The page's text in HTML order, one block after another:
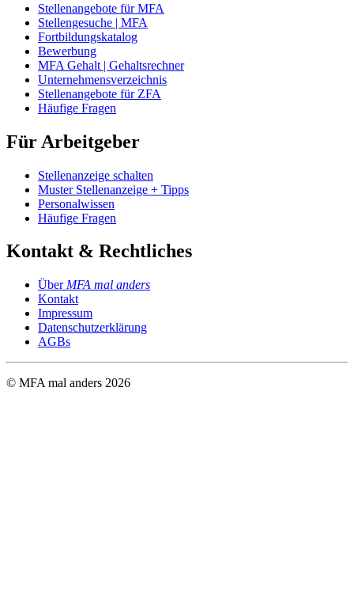
Stellenangebote für MFA
Stellengesuche | MFA
Fortbildungskatalog
Bewerbung
MFA Gehalt | Gehaltsrechner
Unternehmensverzeichnis
Stellenangebote für ZFA
Häufige Fragen
Für Arbeitgeber
Stellenanzeige schalten
Muster Stellenanzeige + Tipps
Personalwissen
Häufige Fragen
Kontakt & Rechtliches
Über MFA mal anders
Kontakt
Impressum
Datenschutzerklärung
AGBs
© MFA mal anders 2026